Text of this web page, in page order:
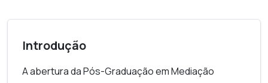
Introdução
A abertura da Pós-Graduação em Mediação